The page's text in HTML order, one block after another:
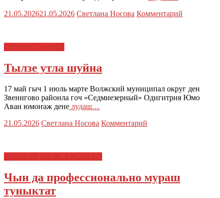
21.05.202621.05.2026 Светлана Носова Комментарий
Тылзе утла шуйна
17 май гыч 1 июль марте Волжский муниципал округ ден
Звенигово районла гоч «Седмиезерный» Одигитрия Юмо
Аван юмоҥаж дене лудаш…
21.05.2026 Светлана Носова Комментарий
Чын да профессионально мураш
туныктат